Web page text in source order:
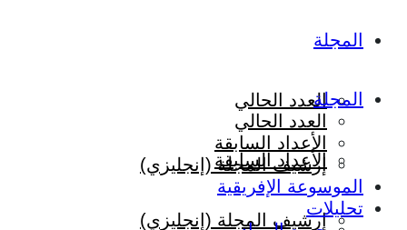
المجلة
العدد الحالي
الأعداد السابقة
إرشيف المجلة (إنجليزي)
المجلة
العدد الحالي
الأعداد السابقة
إرشيف المجلة (إنجليزي)
الموسوعة الإفريقية
تحليلات